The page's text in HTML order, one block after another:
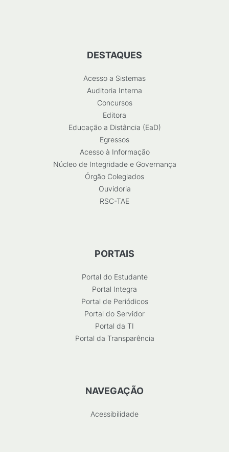
DESTAQUES
Acesso a Sistemas
Auditoria Interna
Concursos
Editora
Educação a Distância (EaD)
Egressos
Acesso à Informação
Núcleo de Integridade e Governança
Órgão Colegiados
Ouvidoria
RSC-TAE
PORTAIS
Portal do Estudante
Portal Integra
Portal de Periódicos
Portal do Servidor
Portal da TI
Portal da Transparência
NAVEGAÇÃO
Acessibilidade